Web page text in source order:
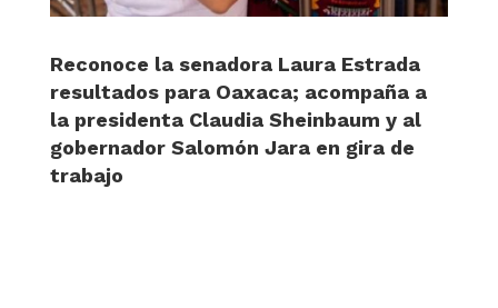
Reconoce la senadora Laura Estrada
resultados para Oaxaca; acompaña a
la presidenta Claudia Sheinbaum y al
gobernador Salomón Jara en gira de
trabajo